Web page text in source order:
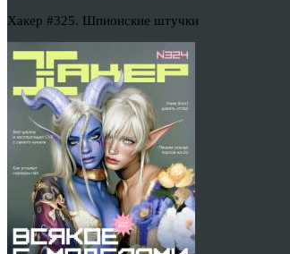
Хакер #325. Шпионские штучки